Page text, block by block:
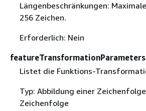
Längenbeschränkungen:
256 Zeichen.
Erforderlich: Nein
featureTransformationParameters
Listet die Funktions-
Typ: Abbildung einer
Zeichenfolge